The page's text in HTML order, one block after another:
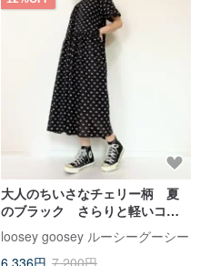
大人のちいさなチェリー柄 夏
のブラック さらりと軽いコッ
トンの半袖ワンピース ゆった
りリラックス ポケット付 軽
loosey goosey ルーシーグーシー
6,336円 7,200円